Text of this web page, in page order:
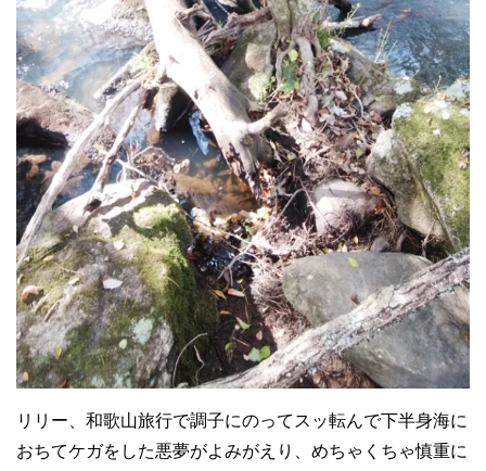
リリー、和歌山旅行で調子にのってスッ転んで下半身海に
おちてケガをした悪夢がよみがえり、めちゃくちゃ慎重に